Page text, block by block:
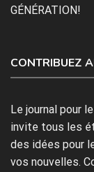
GÉNÉRATION!
CONTRIBUEZ
Le journal pour
invite tous les
des idées pour
vos nouvelles.